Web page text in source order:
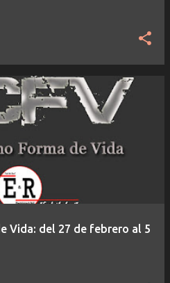
Vida: del 27 de febrero al 5